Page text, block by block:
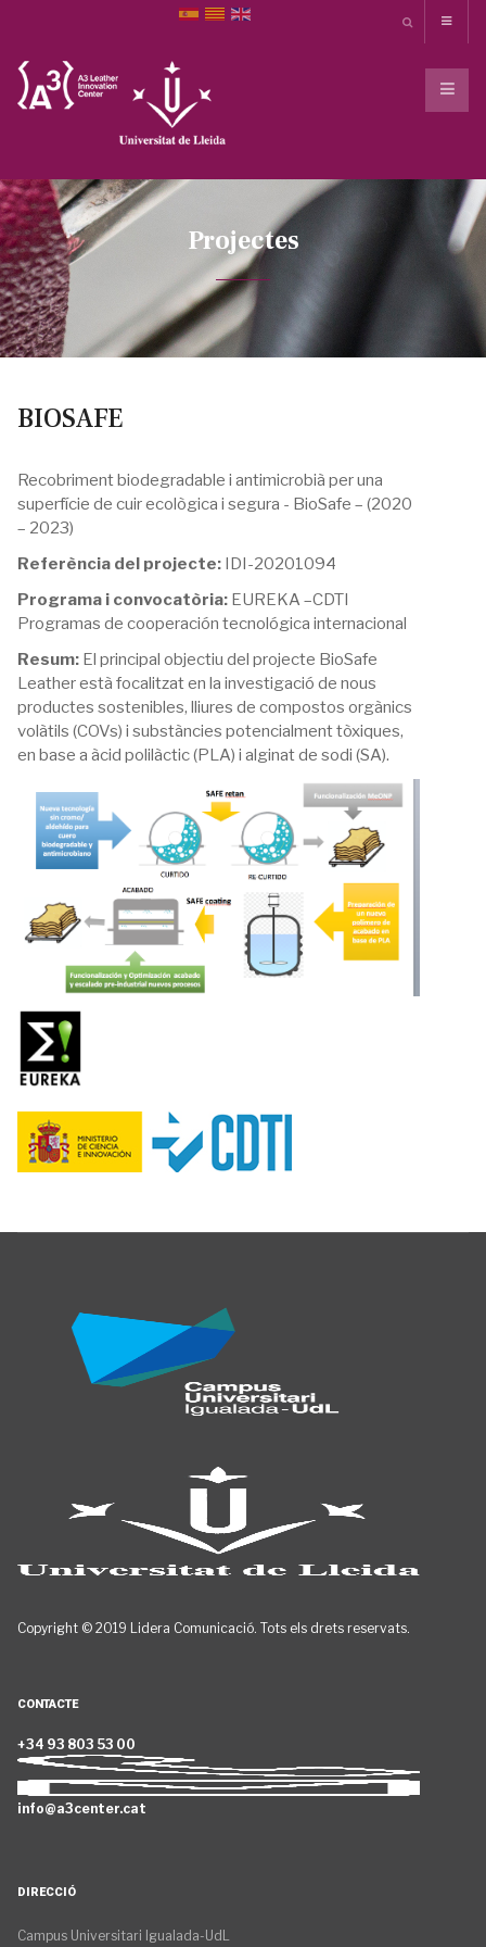
Projectes
BIOSAFE
Recobriment biodegradable i antimicrobià per una
superfície de cuir ecològica i segura - BioSafe – (2020
– 2023)
Referència del projecte: IDI-20201094
Programa i convocatòria: EUREKA –CDTI
Programas de cooperación tecnológica internacional
Resum: El principal objectiu del projecte BioSafe
Leather està focalitzat en la investigació de nous
productes sostenibles, lliures de compostos orgànics
volàtils (COVs) i substàncies potencialment tòxiques,
en base a àcid polilàctic (PLA) i alginat de sodi (SA).
Copyright © 2019 Lidera Comunicació. Tots els drets reservats.
CONTACTE
+34 93 803 53 00
info@a3center.cat
DIRECCIÓ
Campus Universitari Igualada-UdL